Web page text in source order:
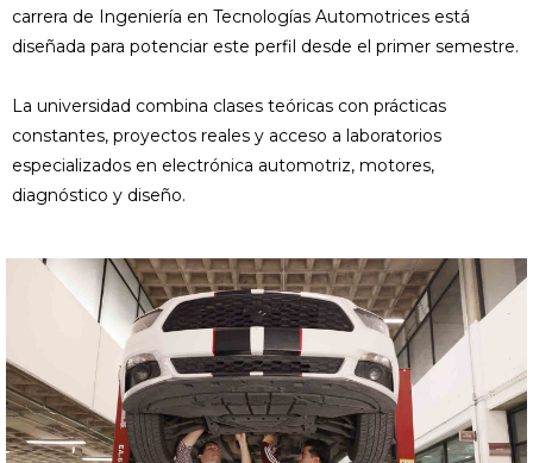
carrera de Ingeniería en Tecnologías Automotrices está
diseñada para potenciar este perfil desde el primer semestre.
La universidad combina clases teóricas con prácticas
constantes, proyectos reales y acceso a laboratorios
especializados en electrónica automotriz, motores,
diagnóstico y diseño.